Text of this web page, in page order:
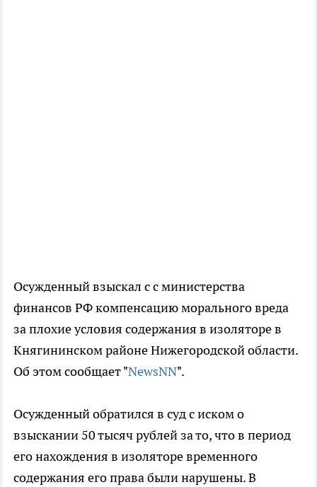
Осужденный взыскал с с министерства
финансов РФ компенсацию морального вреда
за плохие условия содержания в изоляторе в
Княгининском районе Нижегородской области.
Об этом сообщает "NewsNN".
Осужденный обратился в суд с иском о
взыскании 50 тысяч рублей за то, что в период
его нахождения в изоляторе временного
содержания его права были нарушены. В